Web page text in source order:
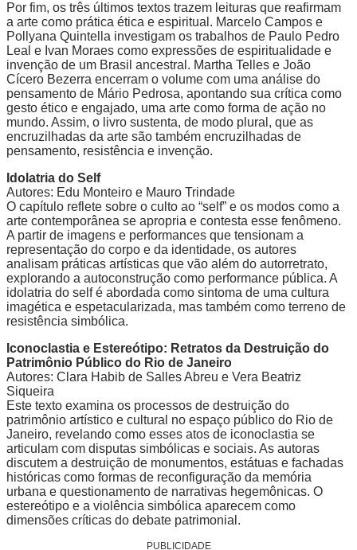
Por fim, os três últimos textos trazem leituras que reafirmam
a arte como prática ética e espiritual. Marcelo Campos e
Pollyana Quintella investigam os trabalhos de Paulo Pedro
Leal e Ivan Moraes como expressões de espiritualidade e
invenção de um Brasil ancestral. Martha Telles e João
Cícero Bezerra encerram o volume com uma análise do
pensamento de Mário Pedrosa, apontando sua crítica como
gesto ético e engajado, uma arte como forma de ação no
mundo. Assim, o livro sustenta, de modo plural, que as
encruzilhadas da arte são também encruzilhadas de
pensamento, resistência e invenção.
Idolatria do Self
Autores: Edu Monteiro e Mauro Trindade
O capítulo reflete sobre o culto ao “self” e os modos como a
arte contemporânea se apropria e contesta esse fenômeno.
A partir de imagens e performances que tensionam a
representação do corpo e da identidade, os autores
analisam práticas artísticas que vão além do autorretrato,
explorando a autoconstrução como performance pública. A
idolatria do self é abordada como sintoma de uma cultura
imagética e espetacularizada, mas também como terreno de
resistência simbólica.
Iconoclastia e Estereótipo: Retratos da Destruição do
Patrimônio Público do Rio de Janeiro
Autores: Clara Habib de Salles Abreu e Vera Beatriz
Siqueira
Este texto examina os processos de destruição do
patrimônio artístico e cultural no espaço público do Rio de
Janeiro, revelando como esses atos de iconoclastia se
articulam com disputas simbólicas e sociais. As autoras
discutem a destruição de monumentos, estátuas e fachadas
históricas como formas de reconfiguração da memória
urbana e questionamento de narrativas hegemônicas. O
estereótipo e a violência simbólica aparecem como
dimensões críticas do debate patrimonial.
PUBLICIDADE